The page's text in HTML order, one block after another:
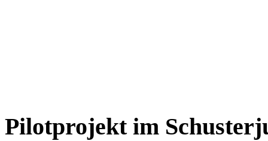
Pilotprojekt im